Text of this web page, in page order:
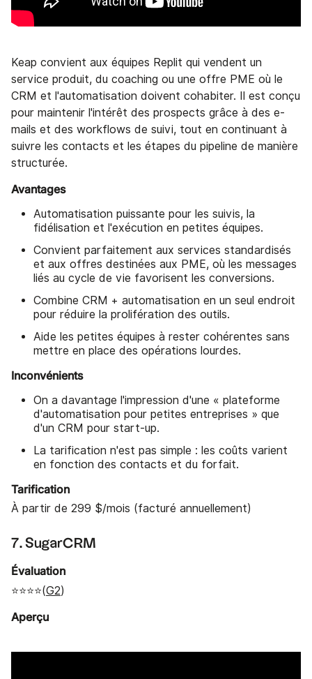
Keap convient aux équipes Replit qui vendent un
service produit, du coaching ou une offre PME où le
CRM et l'automatisation doivent cohabiter. Il est conçu
pour maintenir l'intérêt des prospects grâce à des e-
mails et des workflows de suivi, tout en continuant à
suivre les contacts et les étapes du pipeline de manière
structurée.
Avantages
Automatisation puissante pour les suivis, la
fidélisation et l'exécution en petites équipes.
Convient parfaitement aux services standardisés
et aux offres destinées aux PME, où les messages
liés au cycle de vie favorisent les conversions.
Combine CRM + automatisation en un seul endroit
pour réduire la prolifération des outils.
Aide les petites équipes à rester cohérentes sans
mettre en place des opérations lourdes.
Inconvénients
On a davantage l'impression d'une « plateforme
d'automatisation pour petites entreprises » que
d'un CRM pour start-up.
La tarification n'est pas simple : les coûts varient
en fonction des contacts et du forfait.
Tarification
À partir de 299 $/mois (facturé annuellement)
7. SugarCRM
Évaluation
⭐⭐⭐⭐(G2)
Aperçu